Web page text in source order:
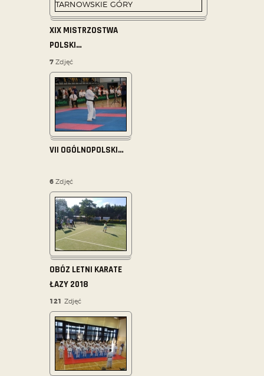
XIX MISTRZOSTWA
POLSKI…
7 Zdjęć
VII OGÓLNOPOLSKI…
6 Zdjęć
OBÓZ LETNI KARATE
ŁAZY 2018
121 Zdjęć